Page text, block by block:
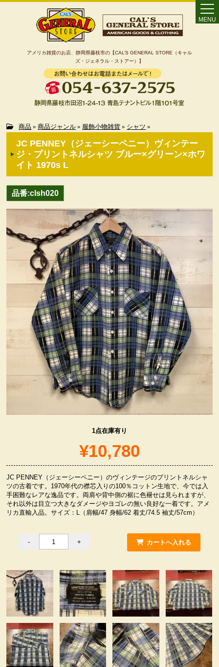
アメリカ雑貨のお店、静岡県藤枝市の【CAL’S GENERAL STORE（キャル
ズ・ジェネラル・ストアー）】
MENU
Home
カート
特定商取引法に基づく表記
カテゴリー検索
ヴィンテージ・グッズ
LIFE誌 企業広告切り抜き
ファイヤーキング他
コカコーラ・グッズ
カンパニー・グッズ
キャラクター・グッズ
喫煙具
服飾小物雑貨
商品 » 商品ジャンル » 服飾小物雑貨 » シャツ »
JC PENNEY（ジェーシーペニー）ヴィンテー
ジ・プリントネルシャツ ブルー×グリーン×ホワ
イト 1970s L
品番:clsh020
1点在庫有り
¥10,780
JC PENNEY（ジェーシーペニー）のヴィンテージのプリントネルシャ
ツの古着です。1970年代の襟芯入りの100％コットン生地で、今では入
手困難なレアな逸品です。両肩や背中側の裾に色褪せは見られますが、
それ以外は目立つ大きなダメージやヨゴレの無い良好な一着です。アメ
リカ直輸入品。サイズ：L（肩幅/47 身幅/62 着丈/74.5 袖丈/57cm）